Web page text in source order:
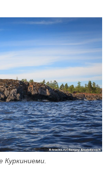
Куркиниеми.